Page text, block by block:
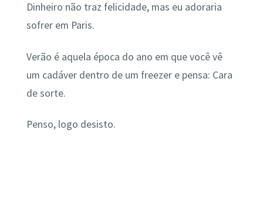
Dinheiro não traz felicidade, mas eu adoraria
sofrer em Paris.
Verão é aquela época do ano em que você vê
um cadáver dentro de um freezer e pensa: Cara
de sorte.
Penso, logo desisto.